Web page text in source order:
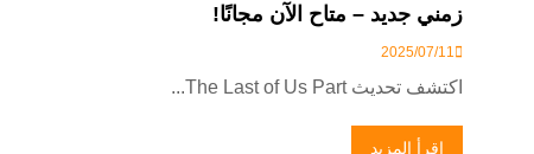
زمني جديد – متاح الآن مجانًا!
2025/07/11
اكتشف تحديث The Last of Us Part...
اقرأ المزيد